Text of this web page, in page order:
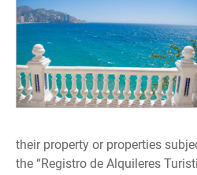
their property or properties
the “Registro de Alquileres